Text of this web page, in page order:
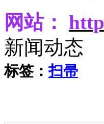
网站： http
新闻动态
标签：扫帚